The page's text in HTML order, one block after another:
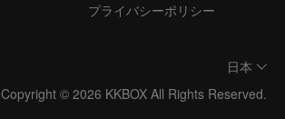
プライバシーポリシー
日本
Copyright © 2026 KKBOX All Rights Reserved.